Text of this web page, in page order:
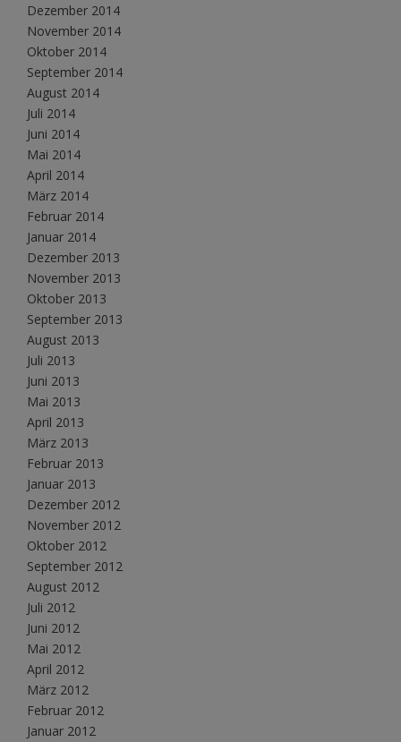
Dezember 2014
November 2014
Oktober 2014
September 2014
August 2014
Juli 2014
Juni 2014
Mai 2014
April 2014
März 2014
Februar 2014
Januar 2014
Dezember 2013
November 2013
Oktober 2013
September 2013
August 2013
Juli 2013
Juni 2013
Mai 2013
April 2013
März 2013
Februar 2013
Januar 2013
Dezember 2012
November 2012
Oktober 2012
September 2012
August 2012
Juli 2012
Juni 2012
Mai 2012
April 2012
März 2012
Februar 2012
Januar 2012